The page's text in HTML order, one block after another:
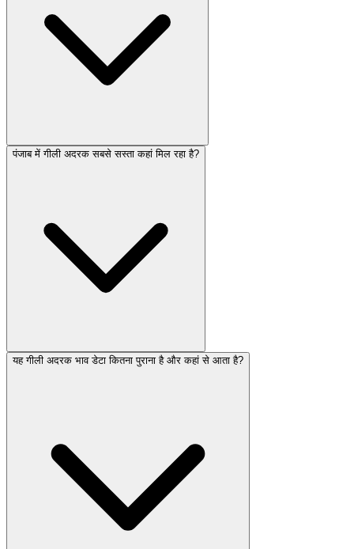
पंजाब में गीली अदरक सबसे सस्ता कहां मिल रहा है?
यह गीली अदरक भाव डेटा कितना पुराना है और कहां से आता है?